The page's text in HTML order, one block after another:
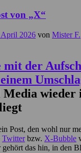
von „X“
2026 von Mister F.
Media wieder
Post, den wohl nur
Twitterbzw. X-Bubble
gehört das hin, in den